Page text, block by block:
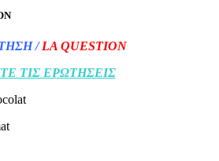
/LA QUESTION
ΤΙΣ ΕΡΩΤΗΣΕΙΣ